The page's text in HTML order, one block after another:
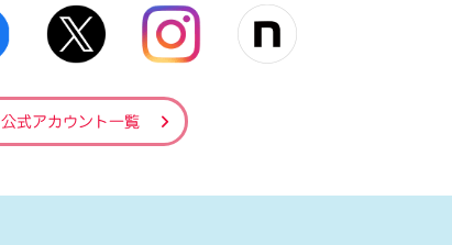
公式アカウント一覧